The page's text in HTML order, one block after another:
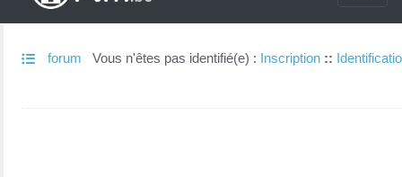
forum Vous n'êtes pas identifié(e) : Inscription ::